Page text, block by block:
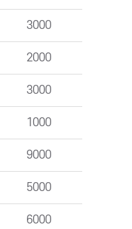
3000
2000
3000
1000
9000
5000
6000